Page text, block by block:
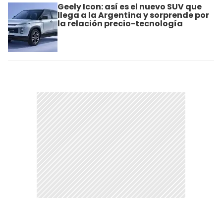
Geely Icon: así es el nuevo SUV que
llega a la Argentina y sorprende por
la relación precio-tecnología